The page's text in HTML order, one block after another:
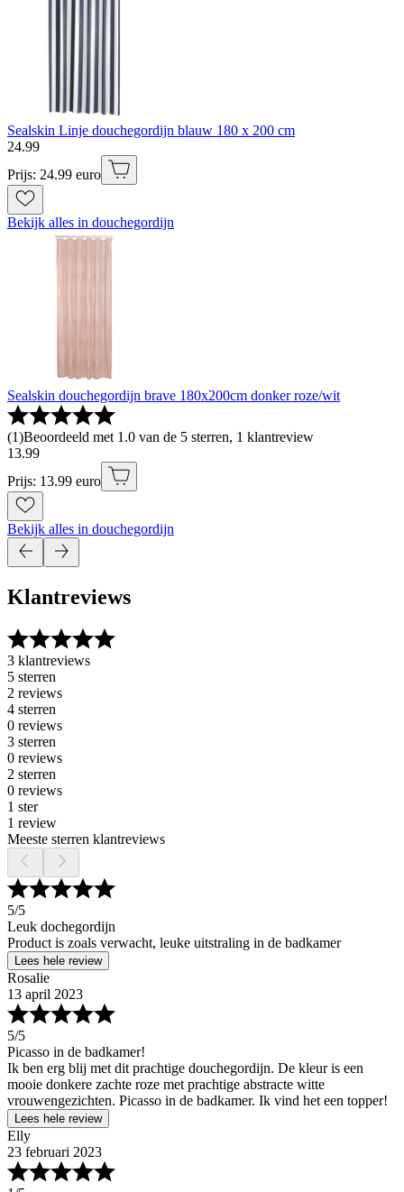
Sealskin Linje douchegordijn blauw 180 x 200 cm
24.99
Prijs: 24.99 euro
Bekijk alles in douchegordijn
Sealskin douchegordijn brave 180x200cm donker roze/wit
(1)Beoordeeld met 1.0 van de 5 sterren, 1 klantreview
13.99
Prijs: 13.99 euro
Bekijk alles in douchegordijn
Klantreviews
3 klantreviews
5 sterren
2 reviews
4 sterren
0 reviews
3 sterren
0 reviews
2 sterren
0 reviews
1 ster
1 review
Meeste sterren klantreviews
5/5
Leuk dochegordijn
Product is zoals verwacht, leuke uitstraling in de badkamer
Lees hele review
Rosalie
13 april 2023
5/5
Picasso in de badkamer!
Ik ben erg blij met dit prachtige douchegordijn. De kleur is een
mooie donkere zachte roze met prachtige abstracte witte
vrouwengezichten. Picasso in de badkamer. Ik vind het een topper!
Lees hele review
Elly
23 februari 2023